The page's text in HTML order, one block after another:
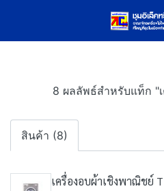
8 ผลลัพธ์สำหรับแท็ก "
สินค้า (8)
เครื่องอบผ้าเชิงพาณิชย์